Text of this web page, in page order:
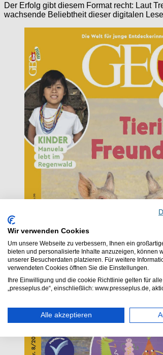
Der Erfolg gibt diesem Format recht: Laut
wachsende Beliebtheit dieser digitalen
Wir verwenden Cookies
Um unsere Webseite zu verbessern, Ihnen ein
bieten und personalisierte Inhalte anzuzeigen, können
unserer Besucherdaten platzieren. Für weitere
verwendeten Cookies öffnen Sie die Einstellungen.
Ihre Einwilligung und die cookie Richtlinie gelten für
„presseplus.de“, einschließlich: www.presseplus.de,
Alle akzeptieren